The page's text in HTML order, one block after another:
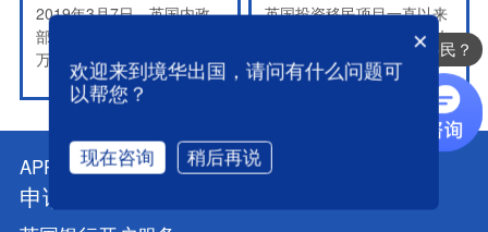
2019年3月7日，英国内政
部官网发布新政公告，将20
万英镑企业家移民更新为创
新类移民，投资额降低为5
万英镑。新的创新类移民申
请周期为3+3+3……且如果
满足新政要求的条件，3年
即可申请永居。跟原先企业
家移民的申请周期（平均为
英国投资移民项目一直以来
都是咱们境华出国老牌且传
统的移民项目，在大家心中
的地位颇高，今天为大家来
揭开她的一些不轻易被人发
APPLICATION CONDITIONS
申请条件
办理哪些国家的移民？
×
欢迎来到境华出国，请问有什么问题可
以帮您？
现在咨询 稍后再说